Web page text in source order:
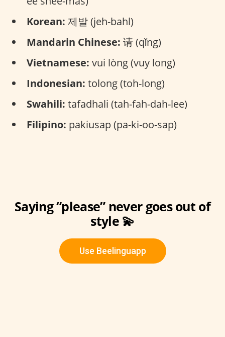
Korean: 제발 (jeh-bahl)
Mandarin Chinese: 请 (qǐng)
Vietnamese: vui lòng (vuy long)
Indonesian: tolong (toh-long)
Swahili: tafadhali (tah-fah-dah-lee)
Filipino: pakiusap (pa-ki-oo-sap)
Saying “please” never goes out of
style 💫
Use Beelinguapp